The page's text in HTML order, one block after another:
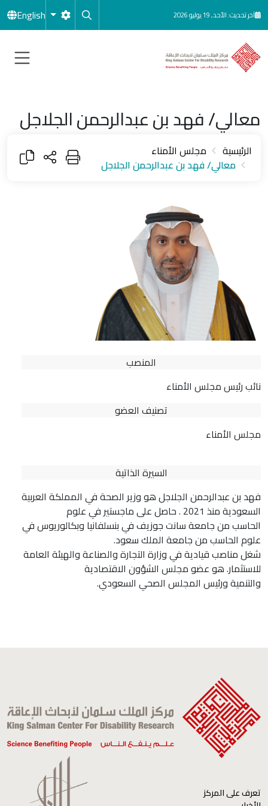
تجاوز إلى المحتوى الرئيسي
آخر تحديث: الأحد, 19 يوليو 2026 English
معالي/ فهد بن عبدالرحمن الجلاجل
الرئيسية
مجلس الأمناء
معالي/ فهد بن عبدالرحمن الجلاجل
المنصب
نائب رئيس مجلس الأمناء
تصنيف العضو
مجلس الأمناء
السيرة الذاتية
فهد بن عبدالرحمن الجلاجل هو وزير الصحة في المملكة العربية
السعودية منذ 2021 . حاصل على ماجستير في علوم
الحاسب من جامعة سانت جوزيف في بنسلفانيا وبكالوريوس في
علوم الحاسب من جامعة الملك سعود.
شغل مناصب قيادية في وزارة التجارة والصناعة والهيئة العامة
للاستثمار. هو عضو مجلس الشؤون الاقتصادية
والتنمية ورئيس المجلس الصحي السعودي.
تعرف على المركز